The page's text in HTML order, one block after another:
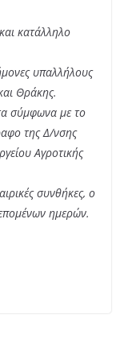
κατάλληλο
υπαλλήλους
Θράκης.
σύμφωνα με το
της Δ/νσης
Αγροτικής
συνθήκες, ο
ημερών.